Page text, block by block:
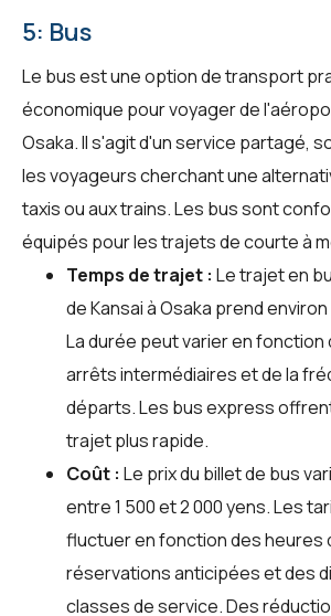
5: Bus
Le bus est une option de transport
économique pour voyager de
Osaka. Il s'agit d'un service partagé,
les voyageurs cherchant une
taxis ou aux trains. Les bus sont
équipés pour les trajets de courte à
Temps de trajet : Le trajet en
de Kansai à Osaka prend
La durée peut varier en fonction
arrêts intermédiaires et de la
départs. Les bus express
trajet plus rapide.
Coût : Le prix du billet de bus
entre 1 500 et 2 000 yens. Les
fluctuer en fonction des heures
réservations anticipées et des
classes de service. Des